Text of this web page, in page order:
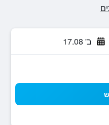
ב' 17.08